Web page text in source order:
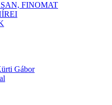
FINOMAT
Gábor